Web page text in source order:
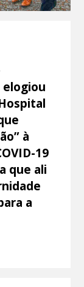
elogiou
à
19
que ali
a